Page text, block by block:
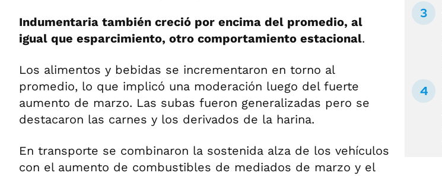
Indumentaria también creció por encima del promedio, al
igual que esparcimiento, otro comportamiento estacional.
Los alimentos y bebidas se incrementaron en torno al
promedio, lo que implicó una moderación luego del fuerte
aumento de marzo. Las subas fueron generalizadas pero se
destacaron las carnes y los derivados de la harina.
En transporte se combinaron la sostenida alza de los vehículos
con el aumento de combustibles de mediados de marzo y el